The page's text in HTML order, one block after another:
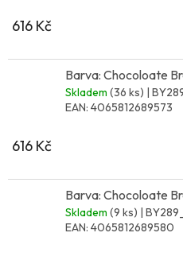
616 Kč
Barva: Chocoloate
Skladem (36 ks) |
EAN: 4065812689573
616 Kč
Barva: Chocoloate
Skladem (9 ks) |
EAN: 4065812689580